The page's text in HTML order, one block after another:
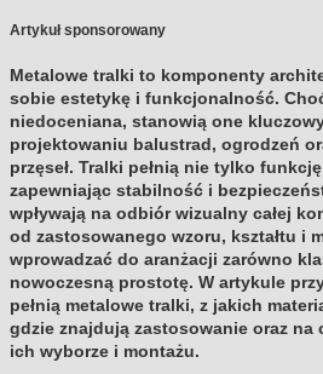
Artykuł sponsorowany
Metalowe tralki to komponenty
sobie estetykę i funkcjonalność.
niedoceniana, stanowią one
projektowaniu balustrad, ogrodzeń
przęseł. Tralki pełnią nie tylko
zapewniając stabilność i
wpływają na odbiór wizualny całej
od zastosowanego wzoru, kształtu i
wprowadzać do aranżacji zarówno
nowoczesną prostotę. W artykule
pełnią metalowe tralki, z jakich
gdzie znajdują zastosowanie oraz na
ich wyborze i montażu.